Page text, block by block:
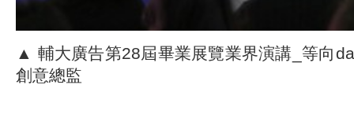
▲ 輔大廣告第28屆畢業展覽業界演講_等向
創意總監